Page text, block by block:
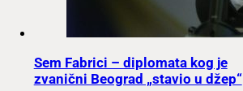
Sem Fabrici – diplomata kog je
zvanični Beograd „stavio u džep“